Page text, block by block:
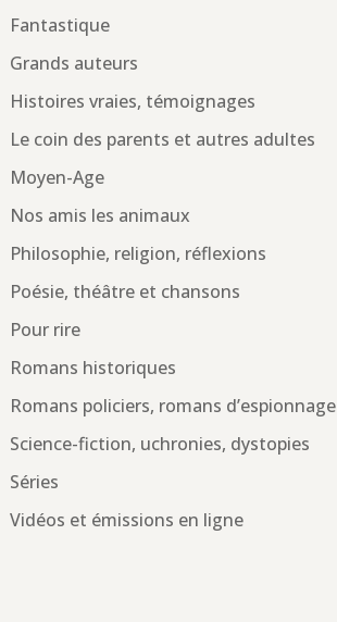
Fantastique
Grands auteurs
Histoires vraies, témoignages
Le coin des parents et autres adultes
Moyen-Age
Nos amis les animaux
Philosophie, religion, réflexions
Poésie, théâtre et chansons
Pour rire
Romans historiques
Romans policiers, romans d’espionnage
Science-fiction, uchronies, dystopies
Séries
Vidéos et émissions en ligne